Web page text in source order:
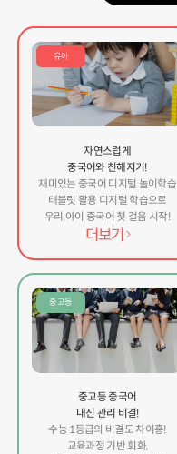
유아
자연스럽게
중국어와 친해지기!
재미있는 중국어 디지털 놀이학습
태블릿 활용 디지털 학습으로
우리 아이 중국어 첫 걸음 시작!
더보기
중고등
중고등 중국어
내신 관리 비결!
수능 1등급의 비결도 차이홍!
교육과정 기반 회화,